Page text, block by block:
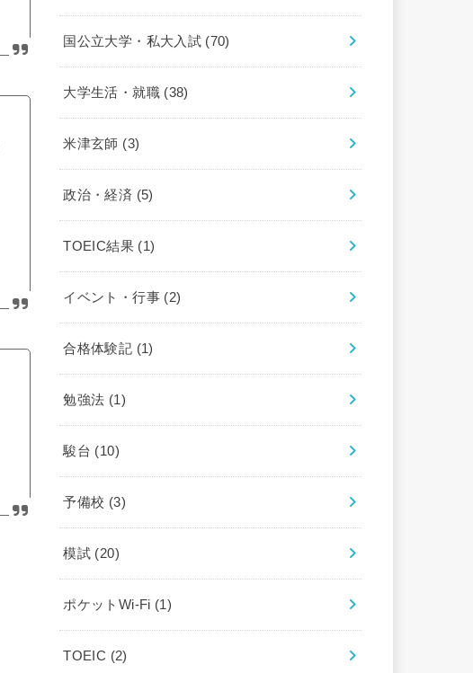
国公立大学・私大入試 (70)
大学生活・就職 (38)
米津玄師 (3)
政治・経済 (5)
TOEIC結果 (1)
イベント・行事 (2)
合格体験記 (1)
勉強法 (1)
駿台 (10)
予備校 (3)
模試 (20)
ポケットWi-Fi (1)
TOEIC (2)